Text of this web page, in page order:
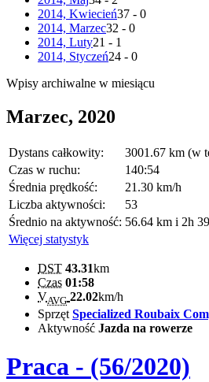
2014, Kwiecień37 - 0
2014, Marzec32 - 0
2014, Luty21 - 1
2014, Styczeń24 - 0
Wpisy archiwalne w miesiącu
Marzec, 2020
Dystans całkowity:
3001.67 km (w
Czas w ruchu:
140:54
Średnia prędkość:
21.30 km/h
Liczba aktywności:
53
Średnio na aktywność: 56.64 km i 2h
Więcej statystyk
DST 43.31km
Czas 01:58
VAVG 22.02km/h
Sprzęt Specialized Roubaix
Aktywność Jazda na rowerze
Praca - (56/2020)